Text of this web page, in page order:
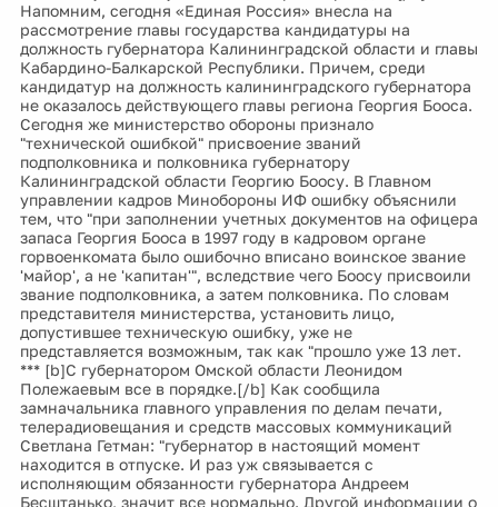
Напомним, сегодня «Единая Россия» внесла на
рассмотрение главы государства кандидатуры на
должность губернатора Калининградской области и главы
Кабардино-Балкарской Республики. Причем, среди
кандидатур на должность калининградского губернатора
не оказалось действующего главы региона Георгия Бооса.
Сегодня же министерство обороны признало
"технической ошибкой" присвоение званий
подполковника и полковника губернатору
Калининградской области Георгию Боосу. В Главном
управлении кадров Минобороны ИФ ошибку объяснили
тем, что "при заполнении учетных документов на офицера
запаса Георгия Бооса в 1997 году в кадровом органе
горвоенкомата было ошибочно вписано воинское звание
'майор', а не 'капитан'", вследствие чего Боосу присвоили
звание подполковника, а затем полковника. По словам
представителя министерства, установить лицо,
допустившее техническую ошибку, уже не
представляется возможным, так как "прошло уже 13 лет.
*** [b]С губернатором Омской области Леонидом
Полежаевым все в порядке.[/b] Как сообщила
замначальника главного управления по делам печати,
телерадиовещания и средств массовых коммуникаций
Светлана Гетман: "губернатор в настоящий момент
находится в отпуске. И раз уж связывается с
исполняющим обязанности губернатора Андреем
Бесштанько, значит все нормально. Другой информации о